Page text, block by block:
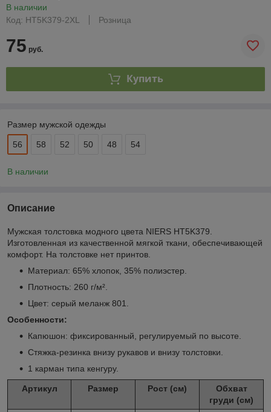
В наличии
Код: HT5K379-2XL
Розница
75 руб.
Купить
Размер мужской одежды
56 58 52 50 48 54
В наличии
Описание
Мужская толстовка модного цвета NIERS HT5K379.
Изготовленная из качественной мягкой ткани, обеспечивающей
комфорт. На толстовке нет принтов.
Материал: 65% хлопок, 35% полиэстер.
Плотность: 260 г/м².
Цвет: серый меланж 801.
Особенности:
Капюшон: фиксированный, регулируемый по высоте.
Стяжка-резинка внизу рукавов и внизу толстовки.
1 карман типа кенгуру.
Артикул Размер Рост (см)
Обхват
груди (см)